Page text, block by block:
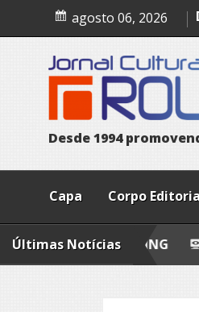
content
agosto 06, 2026
Desde1994 promoven
Capa Corpo
Últimas Notícias
FISHING EU JURO QUE